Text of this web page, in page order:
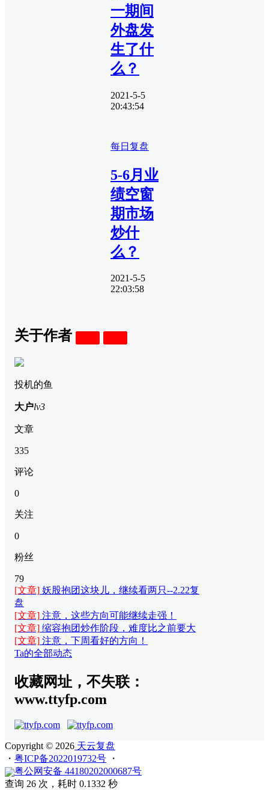
一期间
外盘发
生了什
么？
2021-5-5
20:43:54
每日复盘
5-6月业
绩空窗
期市场
炒什
么？
2021-5-5
22:03:58
关于作者
投机的鱼
大户lv3
文章
335
评论
0
关注
0
粉丝
79
[文章] 妖股抱团这块儿，继续看两只--2.22复
盘
[文章] 注意，这些方向可能继续走强！
[文章] 缩容抱团炒作阶段，难度比之前要大
[文章] 注意，下周看好的方向！
Ta的全部动态
收藏网址，不失联：
www.ttyfp.com
Copyright © 2026 天云复盘
・ 粤ICP备2022019732号
・
粤公网安备 44180202000687号
查询 26 次，耗时 0.1332 秒